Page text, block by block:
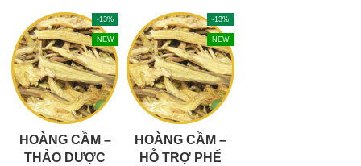
-13%
NEW
HOÀNG CẦM –
THẢO DƯỢC
-13%
NEW
HOÀNG CẦM –
HỖ TRỢ PHẾ